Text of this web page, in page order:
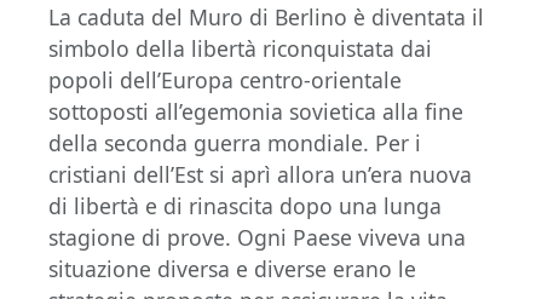
La caduta del Muro di Berlino è diventata il
simbolo della libertà riconquistata dai
popoli dell’Europa centro-orientale
sottoposti all’egemonia sovietica alla fine
della seconda guerra mondiale. Per i
cristiani dell’Est si aprì allora un’era nuova
di libertà e di rinascita dopo una lunga
stagione di prove. Ogni Paese viveva una
situazione diversa e diverse erano le